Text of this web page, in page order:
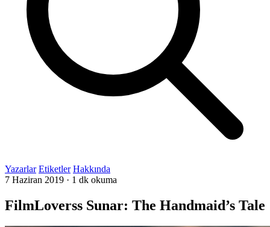
Yazarlar Etiketler Hakkında
7 Haziran 2019 · 1 dk okuma
FilmLoverss Sunar: The Handmaid’s Tale